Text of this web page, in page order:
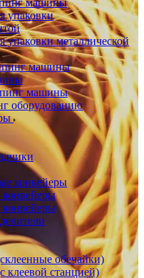
машины
упаковки
металлической
машины
машины
оборудованию
конвейеры
обечайки)
клеевой станцией)